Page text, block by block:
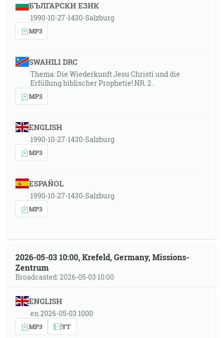
БЪЛГАРСКИ ЕЗИК
1990-10-27-1430-Salzburg
MP3
SWAHILI DRC
Thema: Die Wiederkunft Jesu Christi und die
Erfüllung biblischer Prophetie! NR. 2.
MP3
ENGLISH
1990-10-27-1430-Salzburg
MP3
ESPAÑOL
1990-10-27-1430-Salzburg
MP3
2026-05-03 10:00, Krefeld, Germany, Missions-
Zentrum
Broadcasted: 2026-05-03 10:00
ENGLISH
en 2026-05-03 1000
MP3 YT